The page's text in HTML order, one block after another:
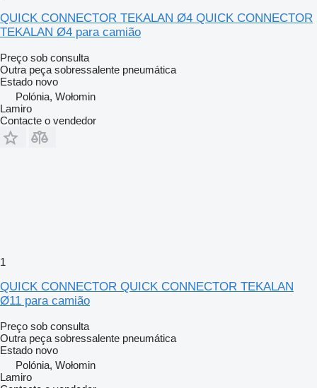
QUICK CONNECTOR TEKALAN Ø4 QUICK CONNECTOR
TEKALAN Ø4 para camião
Preço sob consulta
Outra peça sobressalente pneumática
Estado novo
Polónia, Wołomin
Lamiro
Contacte o vendedor
1
QUICK CONNECTOR QUICK CONNECTOR TEKALAN
Ø11 para camião
Preço sob consulta
Outra peça sobressalente pneumática
Estado novo
Polónia, Wołomin
Lamiro